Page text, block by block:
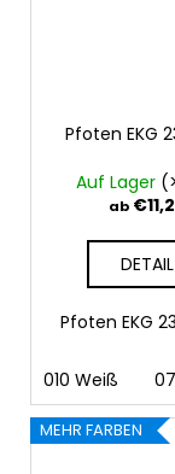
Pfoten EKG
Auf Lager
ab
DETAIL
Pfoten EKG
010 Weiß
MEHR FARBEN